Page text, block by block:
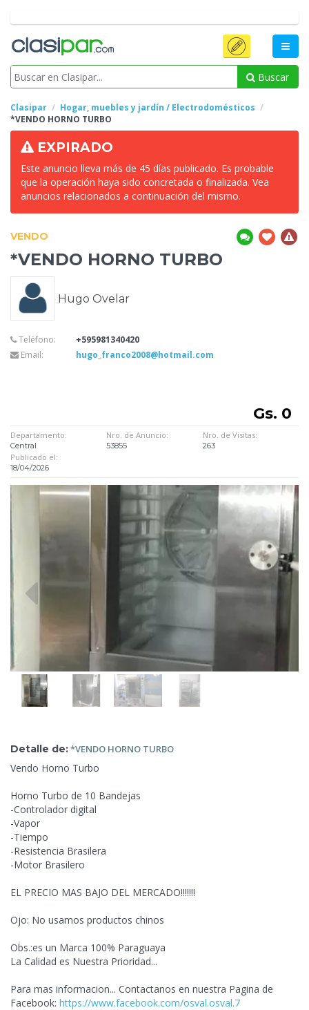
Buscar
Clasipar
Hogar, muebles y jardín / Electrodomésticos
*VENDO HORNO TURBO
EXPIRADO
Este anuncio lleva más de 45 días publicado. Es probable
que la operación haya sido concretada o finalizada. Vea
anuncios relacionados a continuación del mismo.
VENDO
*VENDO HORNO TURBO
Hugo Ovelar
Teléfono:
+595981340420
Email:
hugo_franco2008@hotmail.com
Gs. 0
Departamento:
Central
Nro. de Anuncio:
53855
Nro. de Visitas:
263
Publicado el:
18/04/2026
Detalle de:*VENDO HORNO TURBO
Vendo Horno Turbo
Horno Turbo de 10 Bandejas
-Controlador digital
-Vapor
-Tiempo
-Resistencia Brasilera
-Motor Brasilero
EL PRECIO MAS BAJO DEL MERCADO!!!!!!!
Ojo: No usamos productos chinos
Obs.:es un Marca 100% Paraguaya
La Calidad es Nuestra Prioridad...
Para mas informacion... Contactanos en nuestra Pagina de
Facebook: https://www.facebook.com/osval.osval.7